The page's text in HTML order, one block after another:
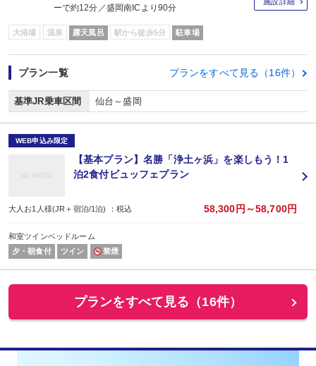
ーで約12分／盛岡南ICより90分
大浴場 温泉 露天風呂 駅から徒歩5分 駐車場
プラン一覧 プランをすべて見る（16件）
基準JR乗車区間 仙台～盛岡
WEB申込み限定
【基本プラン】名勝「浄土ヶ浜」を楽しもう！1
泊2食付ビュッフェプラン
大人お1人様(JR＋宿泊/1泊) ：税込 58,300円～58,700円
和室ツインベッドルーム
夕・朝食付
ツイン 禁煙
プランをすべて見る（16件）